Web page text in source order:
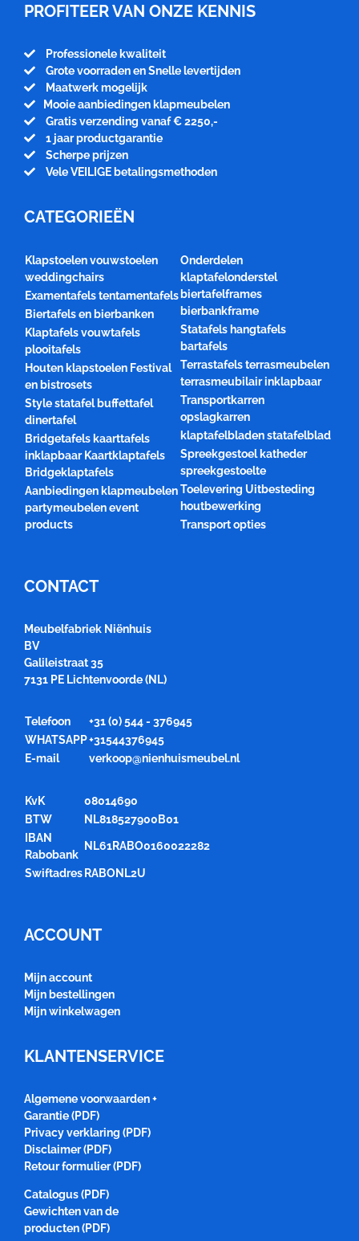
PROFITEER VAN ONZE KENNIS
Professionele kwaliteit
Grote voorraden en Snelle levertijden
Maatwerk mogelijk
Mooie aanbiedingen klapmeubelen
Gratis verzending vanaf € 2250,-
1 jaar productgarantie
Scherpe prijzen
Vele VEILIGE betalingsmethoden
CATEGORIEËN
Klapstoelen vouwstoelen
weddingchairs
Examentafels tentamentafels
Biertafels en bierbanken
Klaptafels vouwtafels
plooitafels
Houten klapstoelen Festival
en bistrosets
Style statafel buffettafel
dinertafel
Bridgetafels kaarttafels
inklapbaar Kaartklaptafels
Bridgeklaptafels
Aanbiedingen klapmeubelen
partymeubelen event
products
Onderdelen
klaptafelonderstel
biertafelframes
bierbankframe
Statafels hangtafels
bartafels
Terrastafels terrasmeubelen
terrasmeubilair inklapbaar
Transportkarren
opslagkarren
klaptafelbladen statafelblad
Spreekgestoel katheder
spreekgestoelte
Toelevering Uitbesteding
houtbewerking
Transport opties
CONTACT
Meubelfabriek Niënhuis
BV
Galileistraat 35
7131 PE Lichtenvoorde (NL)
Telefoon
+31 (0) 544 - 376945
WHATSAPP+31544376945
E-mail
verkoop@nienhuismeubel.nl
KvK
08014690
BTW
NL818527900B01
IBAN
Rabobank
NL61RABO0160022282
SwiftadresRABONL2U
ACCOUNT
Mijn account
Mijn bestellingen
Mijn winkelwagen
KLANTENSERVICE
Algemene voorwaarden +
Garantie (PDF)
Privacy verklaring (PDF)
Disclaimer (PDF)
Retour formulier (PDF)
Catalogus (PDF)
Gewichten van de
producten (PDF)